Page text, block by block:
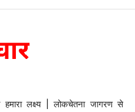
हमारा लक्ष्य | लोकचेतना जागरण से